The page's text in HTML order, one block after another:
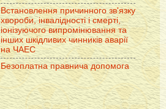
Встановлення причинного зв'язку
хвороби, інвалідності і смерті,
іонізуючого випромінювання та
інших шкідливих чинників аварії
на ЧАЕС
Безоплатна правнича допомога